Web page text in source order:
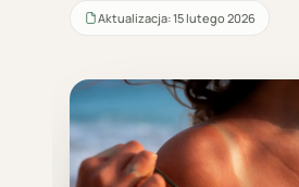
Aktualizacja: 15 lutego 2026